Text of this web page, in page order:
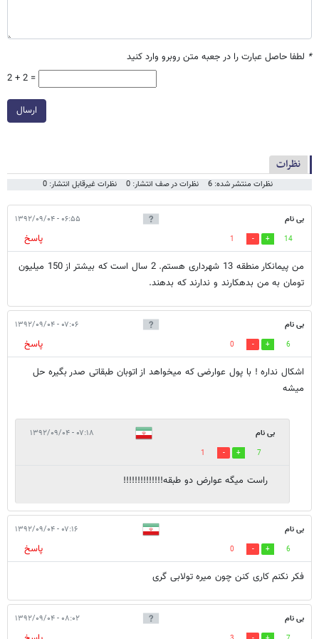
* لطفا حاصل عبارت را در جعبه متن روبرو وارد کنید
2 + 2 =
ارسال
نظرات
نظرات منتشر شده: 6 نظرات در صف انتشار: 0 نظرات غیرقابل انتشار: 0
بی نام ۰۶:۵۵ - ۱۳۹۲/۰۹/۰۴
14
1
پاسخ
من پیمانکار منطقه 13 شهرداری هستم. 2 سال است که بیشتر از 150 میلیون
تومان به من بدهکارند و ندارند که بدهند.
بی نام ۰۷:۰۶ - ۱۳۹۲/۰۹/۰۴
6
0
پاسخ
اشکال نداره ! با پول عوارضی که میخواهد از اتوبان طبقاتی صدر بگیره حل
میشه
بی نام ۰۷:۱۸ - ۱۳۹۲/۰۹/۰۴
7
1
راست میگه عوارض دو طبقه!!!!!!!!!!!!!!
بی نام ۰۷:۱۶ - ۱۳۹۲/۰۹/۰۴
6
0
پاسخ
فکر نکنم کاری کنن چون میره تولابی گری
بی نام ۰۸:۰۲ - ۱۳۹۲/۰۹/۰۴